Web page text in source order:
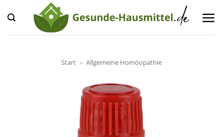
Inhalt
springen
Start » Allgemeine Homöopathie